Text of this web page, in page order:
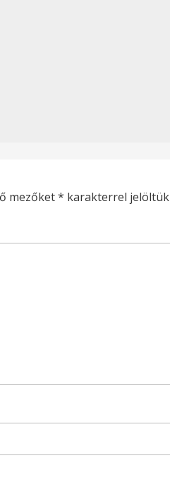
mezőket* karakterrel jelöltük